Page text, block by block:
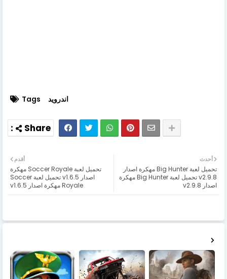
Tags اندرويد
أحدث
تحميل لعبة Big Hunter مهكرة اصدار
v2.9.8 تحميل لعبة Big Hunter مهكرة
اصدار v2.9.8
أقدم
تحميل لعبة Soccer Royale مهكرة
اصدار v1.6.5 تحميل لعبة Soccer
Royale مهكرة اصدار v1.6.5